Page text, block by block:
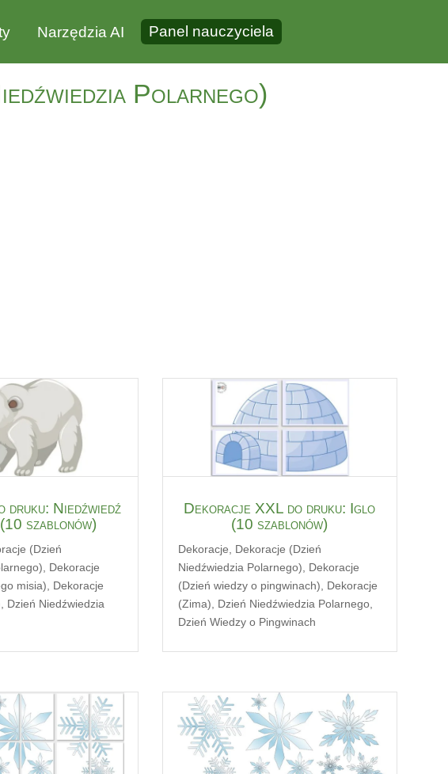
Narzędzia AI Panel nauczyciela
Polarnego)
druku: Niedźwiedź
szablonów)
(Dzień
Dekoracje
misia)
Dekoracje
Dzień Niedźwiedzia
Dekoracje XXL do druku: Iglo
(10 szablonów)
Dekoracje
Dekoracje (Dzień
Niedźwiedzia Polarnego)
Dekoracje
(Dzień wiedzy o pingwinach)
Dekoracje
(Zima)
Dzień Niedźwiedzia Polarnego,
Dzień Wiedzy o Pingwinach